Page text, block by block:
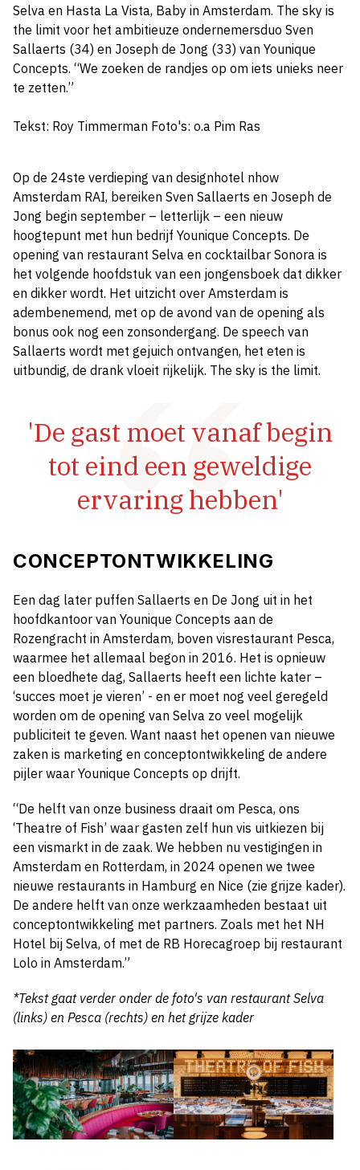
Selva en Hasta La Vista, Baby in Amsterdam. The sky is
the limit voor het ambitieuze ondernemersduo Sven
Sallaerts (34) en Joseph de Jong (33) van Younique
Concepts. “We zoeken de randjes op om iets unieks neer
te zetten.”
Tekst: Roy Timmerman Foto's: o.a Pim Ras
Op de 24ste verdieping van designhotel nhow
Amsterdam RAI, bereiken Sven Sallaerts en Joseph de
Jong begin september – letterlijk – een nieuw
hoogtepunt met hun bedrijf Younique Concepts. De
opening van restaurant Selva en cocktailbar Sonora is
het volgende hoofdstuk van een jongensboek dat dikker
en dikker wordt. Het uitzicht over Amsterdam is
adembenemend, met op de avond van de opening als
bonus ook nog een zonsondergang. De speech van
Sallaerts wordt met gejuich ontvangen, het eten is
uitbundig, de drank vloeit rijkelijk. The sky is the limit.
'De gast moet vanaf begin
tot eind een geweldige
ervaring hebben'
CONCEPTONTWIKKELING
Een dag later puffen Sallaerts en De Jong uit in het
hoofdkantoor van Younique Concepts aan de
Rozengracht in Amsterdam, boven visrestaurant Pesca,
waarmee het allemaal begon in 2016. Het is opnieuw
een bloedhete dag, Sallaerts heeft een lichte kater –
‘succes moet je vieren’ - en er moet nog veel geregeld
worden om de opening van Selva zo veel mogelijk
publiciteit te geven. Want naast het openen van nieuwe
zaken is marketing en conceptontwikkeling de andere
pijler waar Younique Concepts op drijft.
“De helft van onze business draait om Pesca, ons
‘Theatre of Fish’ waar gasten zelf hun vis uitkiezen bij
een vismarkt in de zaak. We hebben nu vestigingen in
Amsterdam en Rotterdam, in 2024 openen we twee
nieuwe restaurants in Hamburg en Nice (zie grijze kader).
De andere helft van onze werkzaamheden bestaat uit
conceptontwikkeling met partners. Zoals met het NH
Hotel bij Selva, of met de RB Horecagroep bij restaurant
Lolo in Amsterdam.”
*Tekst gaat verder onder de foto's van restaurant Selva
(links) en Pesca (rechts) en het grijze kader